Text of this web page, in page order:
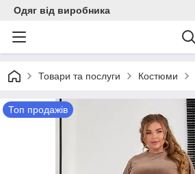
Одяг від виробника
Товари та послуги Костюми
Топ продажів